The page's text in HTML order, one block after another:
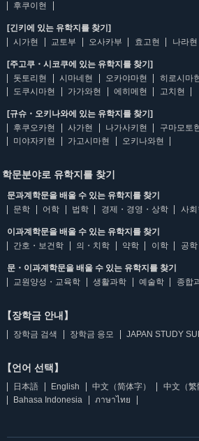
후쿠이현
[긴키에 있는 유학지를 찾기]
시가현
교토부 오사카부 효고현 나라현
[주고쿠・시코쿠에 있는 유학지를 찾기]
돗토리현
시마네현 오카야마현 히로시마
도쿠시마현
가가와현 에히메현 고치현
[규슈・오키나와에 있는 유학지를 찾기]
후쿠오카현
사가현 나가사키현 구마모토
미야자키현
가고시마현 오키나와현
학문분야로 유학지를 찾기
문과계학문을 배울 수 있는 유학지를 찾기
문학
어학 법학 경제・경영・상학 사회
이과계학문을 배울 수 있는 유학지를 찾기
간호・보건학
의・치학 약학 이학 공학
문・이과계학문을 배울 수 있는 유학지를 찾기
교원양성・교육학
생활과학 예술학 종합
【장학금 안내】
장학금 검색 장학금 응모 JAPAN STUDY
【언어 선택】
日本語 English 中文（简体字） 中文（繁
Bahasa Indonesia
ภาษาไทย